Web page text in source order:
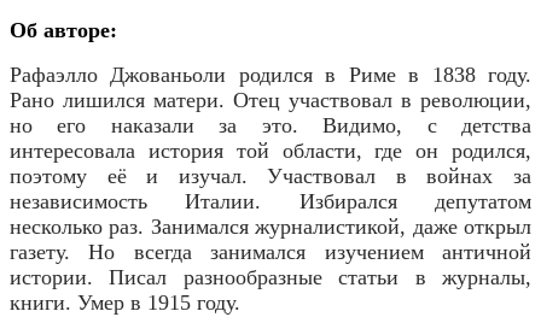
Об авторе:
Рафаэлло Джованьоли родился в Риме в 1838 году.
Рано лишился матери. Отец участвовал в революции,
но его наказали за это. Видимо, с детства
интересовала история той области, где он родился,
поэтому её и изучал. Участвовал в войнах за
независимость Италии. Избирался депутатом
несколько раз. Занимался журналистикой, даже открыл
газету. Но всегда занимался изучением античной
истории. Писал разнообразные статьи в журналы,
книги. Умер в 1915 году.